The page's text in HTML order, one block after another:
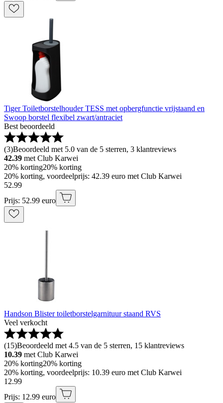
Tiger Toiletborstelhouder TESS met opbergfunctie vrijstaand en
Swoop borstel flexibel zwart/antraciet
Best beoordeeld
(3)Beoordeeld met 5.0 van de 5 sterren, 3 klantreviews
42.39 met Club Karwei
20% korting20% korting
20% korting, voordeelprijs: 42.39 euro met Club Karwei
52.99
Prijs: 52.99 euro
Handson Blister toiletborstelgarnituur staand RVS
Veel verkocht
(15)Beoordeeld met 4.5 van de 5 sterren, 15 klantreviews
10.39 met Club Karwei
20% korting20% korting
20% korting, voordeelprijs: 10.39 euro met Club Karwei
12.99
Prijs: 12.99 euro